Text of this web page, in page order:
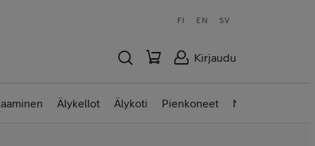
FI EN SV
Kirjaudu
Älykellot Älykoti Pienkoneet Nettilaitteet